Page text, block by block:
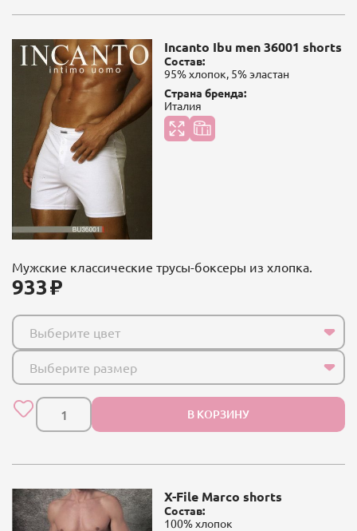
Incanto Ibu men 36001 shorts
Состав:
95% хлопок, 5% эластан
Страна бренда:
Италия
Мужские классические трусы-боксеры из хлопка.
933
Выберите цвет
Выберите размер
В КОРЗИНУ
X-File Marco shorts
Состав:
100% хлопок